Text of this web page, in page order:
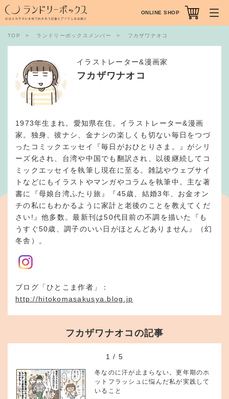
TOP ランドリーボックスメンバー フカザワナオコ
イラストレーター&漫画家
フカザワナオコ
1973年生まれ。愛知県在住。イラストレーター&漫画
家。独身、彼ナシ、金ナシの楽しくも切ない毎日をつづ
ったコミックエッセイ『毎日がおひとりさま。』がシリ
ーズ化され、台湾や中国でも翻訳され、以後継続してコ
ミックエッセイを執筆し現在に至る。雑誌やウェブサイ
トなどにもイラストやマンガやコラムを執筆中。主な著
書に『母娘台湾ふたり旅』『45歳、結婚3年、お金オン
チの私にもわかるように家計と老後のことを教えてくだ
さい!』他多数。最新刊は50代目前の不調を描いた『も
うすぐ50歳、調子のいい日がほとんどありません』（幻
冬舎）。
ブログ「ひとこま作者」：
http://hitokomasakusya.blog.jp
フカザワナオコの記事
1 / 5
冬なのに汗が止まらない。更年期のホ
ットフラッシュに悩んだ私が実践して
いること
ONLINE SHOP